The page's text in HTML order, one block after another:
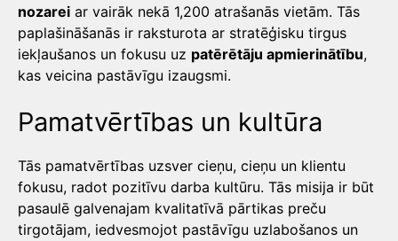
nozarei ar vairāk nekā 1,200 atrašanās vietām. Tās
paplašināšanās ir raksturota ar stratēģisku tirgus
iekļaušanos un fokusu uz patērētāju apmierinātību,
kas veicina pastāvīgu izaugsmi.
Pamatvērtības un kultūra
Tās pamatvērtības uzsver cieņu, cieņu un klientu
fokusu, radot pozitīvu darba kultūru. Tās misija ir būt
pasaulē galvenajam kvalitatīvā pārtikas preču
tirgotājam, iedvesmojot pastāvīgu uzlabošanos un